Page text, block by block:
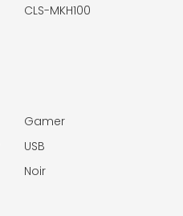
CLS-MKH100
Gamer
USB
Noir